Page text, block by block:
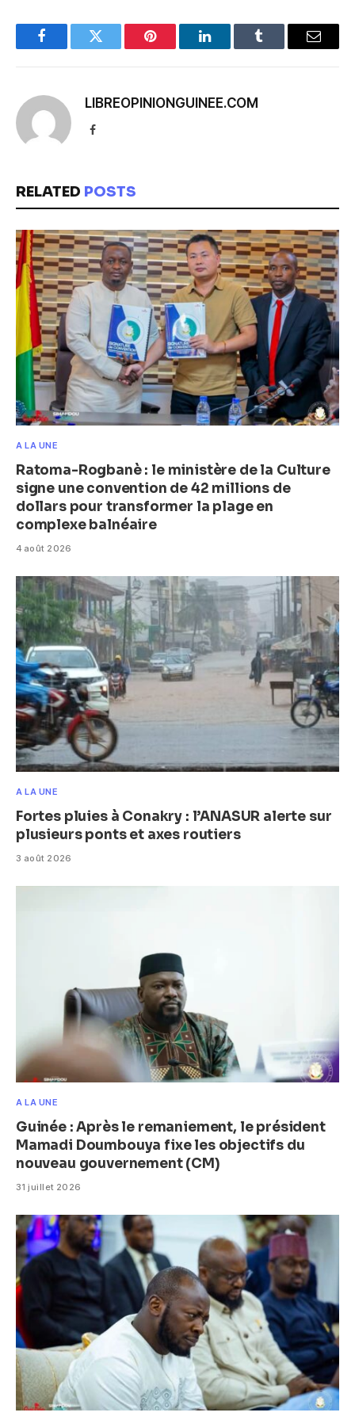
FacebookTwitter Pinterest LinkedInTumblr Email
LIBREOPINIONGUINEE.COM
Facebook
RELATED POSTS
A LA UNE
Ratoma-Rogbanè : le ministère de la Culture
signe une convention de 42 millions de
dollars pour transformer la plage en
complexe balnéaire
4 août 2026
A LA UNE
Fortes pluies à Conakry : l’ANASUR alerte sur
plusieurs ponts et axes routiers
3 août 2026
A LA UNE
Guinée : Après le remaniement, le président
Mamadi Doumbouya fixe les objectifs du
nouveau gouvernement (CM)
31 juillet 2026